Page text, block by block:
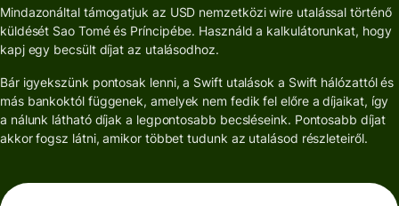
Mindazonáltal támogatjuk az USD nemzetközi wire utalással történő
küldését Sao Tomé és Príncipébe. Használd a kalkulátorunkat, hogy
kapj egy becsült díjat az utalásodhoz.
Bár igyekszünk pontosak lenni, a Swift utalások a Swift hálózattól és
más bankoktól függenek, amelyek nem fedik fel előre a díjaikat, így
a nálunk látható díjak a legpontosabb becsléseink. Pontosabb díjat
akkor fogsz látni, amikor többet tudunk az utalásod részleteiről.